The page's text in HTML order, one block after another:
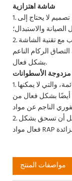
شاشة اهتزازية
1. شاشة خطية تعمل بمحركي اهتزاز مزدوجين، تصميم لا يحتاج إلى
والاستبدال؛
2. تعمل الشاشة الاهتزازية عالية التردد، جنبًا إلى جنب مع تقنية الشاشة
الركام الناعم
بشكل فعال.
مزدوجة الأسطوانات
1. كسارة ثانوية مزدوجة الأسطوانات وبكرة تكسير عائمة، والتي لا يمكنها
بشكل فعال من
2. يمكن لألواح الأسنان المتداخلة عالية المقاومة للتآكل أن تسحق بشكل
مواصفات المنتج